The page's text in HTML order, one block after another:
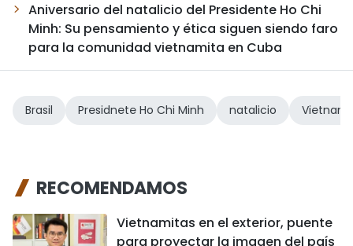
Aniversario del natalicio del Presidente Ho Chi
Minh: Su pensamiento y ética siguen siendo faro
para la comunidad vietnamita en Cuba
Brasil Presidnete Ho Chi Minh natalicio
RECOMENDAMOS
Vietnamitas en el exterior, puente
para proyectar la imagen del país